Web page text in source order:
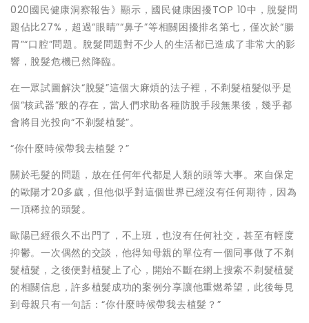
020國民健康洞察報告》顯示，國民健康困擾TOP 10中，脫髮問
題佔比27%，超過“眼睛”“鼻子”等相關困擾排名第七，僅次於“腸
胃”“口腔”問題。脫髮問題對不少人的生活都已造成了非常大的影
響，脫髮危機已然降臨。
在一眾試圖解決“脫髮”這個大麻煩的法子裡，不剃髮植髮似乎是
個“核武器”般的存在，當人們求助各種防脫手段無果後，幾乎都
會將目光投向“不剃髮植髮”。
“你什麼時候帶我去植髮？”
關於毛髮的問題，放在任何年代都是人類的頭等大事。來自保定
的歐陽才20多歲，但他似乎對這個世界已經沒有任何期待，因為
一頂稀拉的頭髮。
歐陽已經很久不出門了，不上班，也沒有任何社交，甚至有輕度
抑鬱。一次偶然的交談，他得知母親的單位有一個同事做了不剃
髮植髮，之後便對植髮上了心，開始不斷在網上搜索不剃髮植髮
的相關信息，許多植髮成功的案例分享讓他重燃希望，此後每見
到母親只有一句話：“你什麼時候帶我去植髮？”